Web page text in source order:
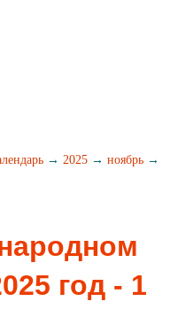
→ 2025 → ноябрь →
год - 1